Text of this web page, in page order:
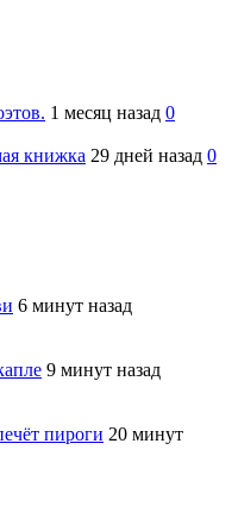
1 месяц назад 0
книжка 29 дней назад 0
6 минут назад
9 минут назад
пироги 20 минут